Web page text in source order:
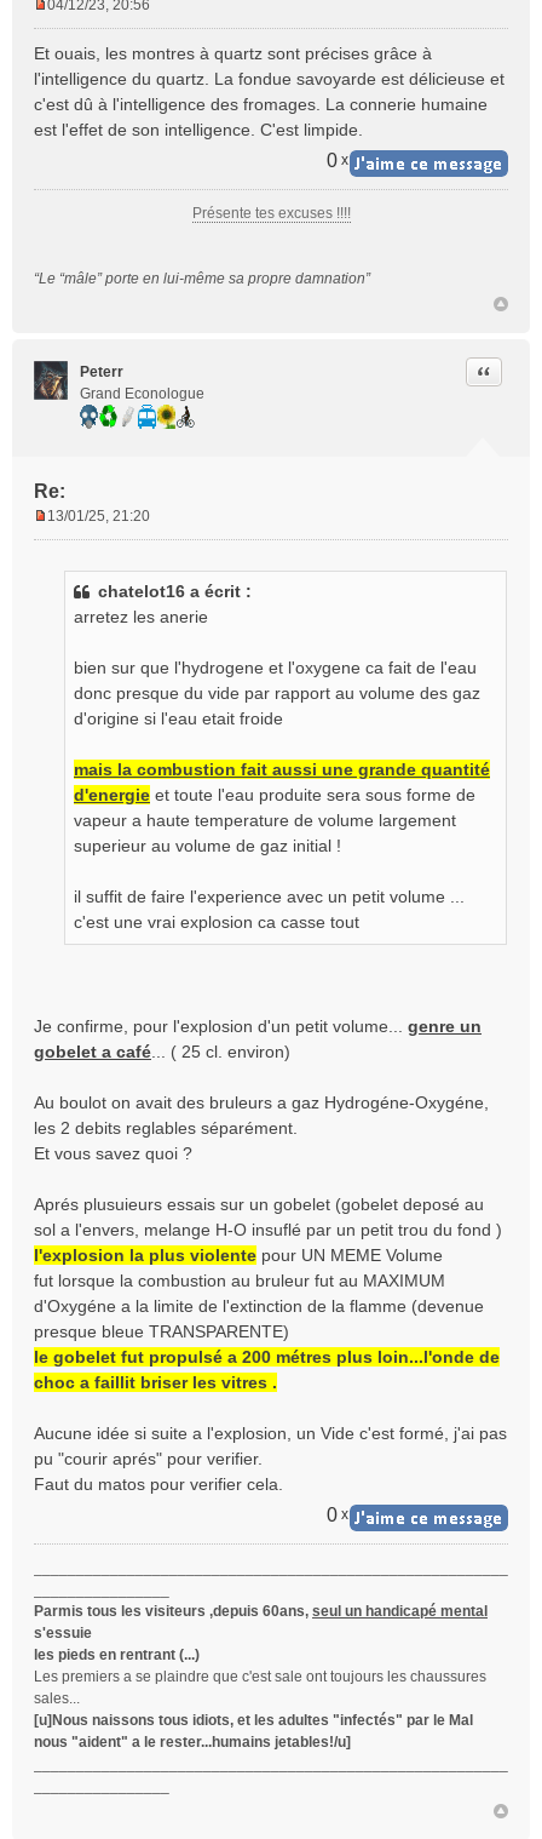
s
s
a
g
o
04/12/23, 20:56
Et ouais, les montres à quartz sont précises grâce à
l'intelligence du quartz. La fondue savoyarde est délicieuse et
c'est dû à l'intelligence des fromages. La connerie humaine
est l'effet de son intelligence. C'est limpide.
0 x
Présente tes excuses !!!!
“Le “mâle” porte en lui-même sa propre damnation”
Peterr
Grand Econologue
Re:
Citer
13/01/25, 21:20
chatelot16 a écrit :
arretez les anerie
bien sur que l'hydrogene et l'oxygene ca fait de l'eau
donc presque du vide par rapport au volume des gaz
d'origine si l'eau etait froide
mais la combustion fait aussi une grande quantité
d'energie et toute l'eau produite sera sous forme de
vapeur a haute temperature de volume largement
superieur au volume de gaz initial !
il suffit de faire l'experience avec un petit volume ...
c'est une vrai explosion ca casse tout
Je confirme, pour l'explosion d'un petit volume... genre un
gobelet a café ... ( 25 cl. environ)
Au boulot on avait des bruleurs a gaz Hydrogéne-Oxygéne,
les 2 debits reglables séparément.
Et vous savez quoi ?
Aprés plusuieurs essais sur un gobelet (gobelet deposé au
sol a l'envers, melange H-O insuflé par un petit trou du fond )
l'explosion la plus violente pour UN MEME Volume
fut lorsque la combustion au bruleur fut au MAXIMUM
d'Oxygéne a la limite de l'extinction de la flamme (devenue
presque bleue TRANSPARENTE)
le gobelet fut propulsé a 200 métres plus loin...l'onde de
choc a faillit briser les vitres .
Aucune idée si suite a l'explosion, un Vide c'est formé, j'ai pas
pu "courir aprés" pour verifier.
Faut du matos pour verifier cela.
0 x
Parmis tous les visiteurs ,depuis 60ans, seul un handicapé mental
s'essuie
les pieds en rentrant (...)
Les premiers a se plaindre que c'est sale ont toujours les chaussures
sales...
[u]Nous naissons tous idiots, et les adultes "infectés" par le Mal
nous "aident" a le rester...humains jetables!/u]